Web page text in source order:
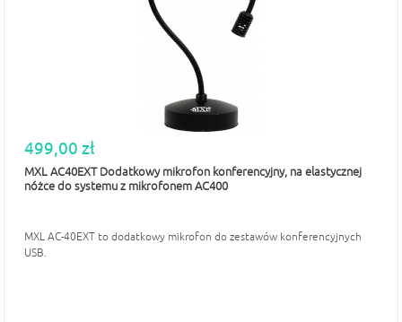
499,00 zł
MXL AC40EXT Dodatkowy mikrofon konferencyjny, na elastycznej
nóżce do systemu z mikrofonem AC400
MXL AC-40EXT to dodatkowy mikrofon do zestawów konferencyjnych
USB.